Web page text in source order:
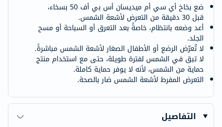
ضع بخاخ أي سي أم ميديسان أس بي أف 50 بسخاء،
قبل 30 دقيقة من التعرض لأشعة الشمس.
أعد وضعه بانتظام، خاصةً بعد التعرق أو السباحة أو مسح
الجلد.
لا تُعرّض الرضع أو الأطفال الصغار لأشعة الشمس مباشرةً.
لا تبق في الشمس لفترة طويلة، حتى مع استخدام منتج
حماية من الشمس، لأنه لا يوفر حماية كاملة.
التعرض المفرط لأشعة الشمس ضار بالصحة.
التفاصيل